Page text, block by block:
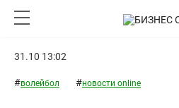
31.10 13:02
#волейбол #новости online